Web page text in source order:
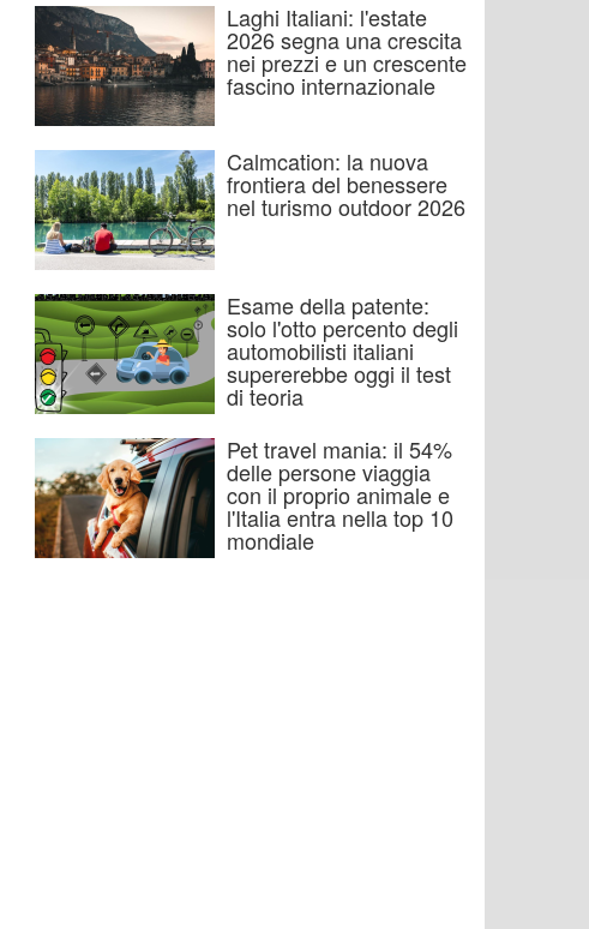
Laghi Italiani: l'estate
2026 segna una crescita
nei prezzi e un crescente
fascino internazionale
Calmcation: la nuova
frontiera del benessere
nel turismo outdoor 2026
Esame della patente:
solo l'otto percento degli
automobilisti italiani
supererebbe oggi il test
di teoria
Pet travel mania: il 54%
delle persone viaggia
con il proprio animale e
l'Italia entra nella top 10
mondiale